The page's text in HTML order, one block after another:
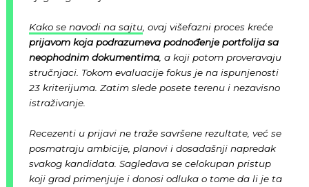
Kako se navodi na sajtu, ovaj višefazni proces kreće
prijavom koja podrazumeva podnođenje portfolija sa
neophodnim dokumentima, a koji potom proveravaju
stručnjaci. Tokom evaluacije fokus je na ispunjenosti
23 kriterijuma. Zatim slede posete terenu i nezavisno
istraživanje.
Recezenti u prijavi ne traže savršene rezultate, već se
posmatraju ambicije, planovi i dosadašnji napredak
svakog kandidata. Sagledava se celokupan pristup
koji grad primenjuje i donosi odluka o tome da li je ta